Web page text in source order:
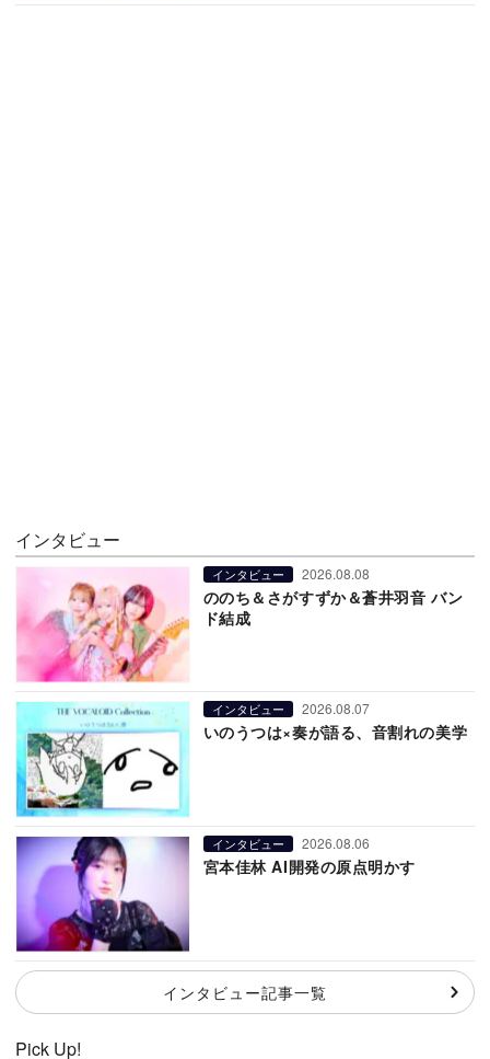
インタビュー
インタビュー 2026.08.08
ののち＆さがすずか＆蒼井羽音 バン
ド結成
インタビュー 2026.08.07
いのうつは×奏が語る、音割れの美学
インタビュー 2026.08.06
宮本佳林 AI開発の原点明かす
インタビュー記事一覧
Pick Up!